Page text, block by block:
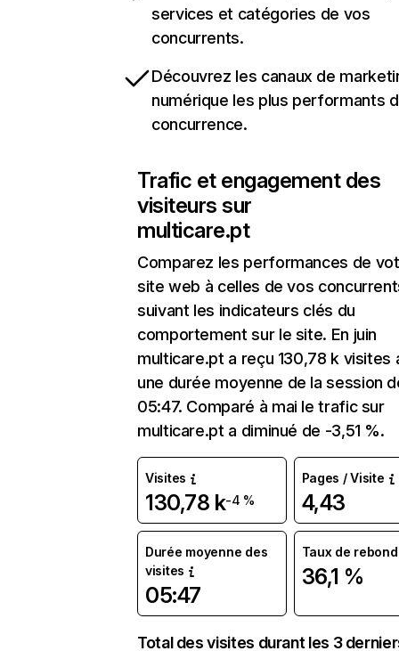
services et catégories de vos
concurrents.
Découvrez les canaux de
numérique les plus performants
concurrence.
Trafic et engagement des
visiteurs sur
multicare.pt
Comparez les performances de
site web à celles de vos
suivant les indicateurs clés du
comportement sur le site. En juin
multicare.pt a reçu 130,78 k visites
une durée moyenne de la session
05:47. Comparé à mai le trafic sur
multicare.pt a diminué de -3,51 %.
Visites
130,78 k-4 %
Pages / Visite
4,43
Durée moyenne des
visites
05:47
Taux de rebond
36,1 %
Total des visites durant les 3